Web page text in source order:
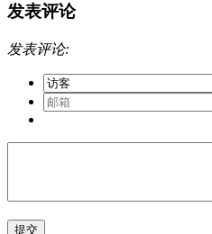
发表评论
发表评论: